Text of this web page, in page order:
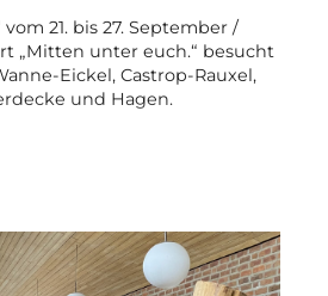
21. bis 27. September /
„Mitten unter euch.“ besucht
Eickel, Castrop-Rauxel,
und Hagen.